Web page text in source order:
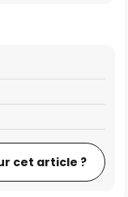
cet article ?